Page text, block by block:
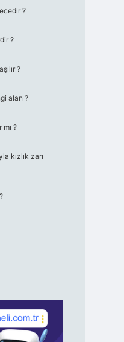
?
?
?
alan ?
?
kızlık zarı